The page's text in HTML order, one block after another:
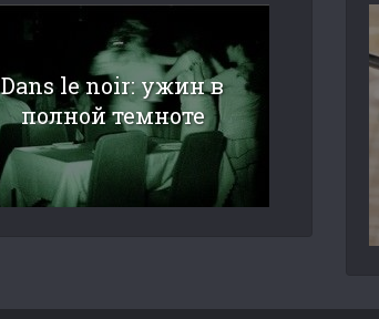
Dans le noir: ужин в
полной темноте